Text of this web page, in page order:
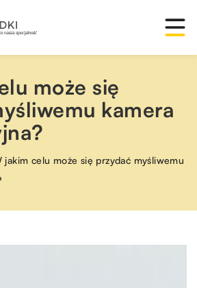
może się
kamera
jakim celu może się przydać myśliwemu